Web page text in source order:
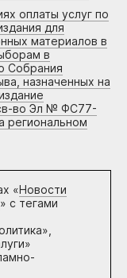
оплаты услуг по
для
материалов в
в
Собрания
назначенных на
во Эл № ФС77-
региональном
«Новости
» с тегами